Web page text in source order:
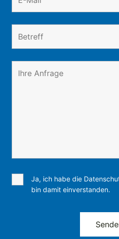
Ja, ich habe die
bin damit einverstanden.